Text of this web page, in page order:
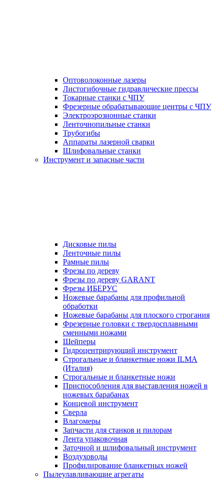
Оптоволоконные лазеры
Листогибочные гидравлические прессы
Токарные станки с ЧПУ
Фрезерные обрабатывающие центры с ЧПУ
Электроэрозионные станки
Ленточнопильные станки
Трубогибы
Аппараты лазерной сварки
Шлифовальные станки
Инструмент и запасные части
Дисковые пилы
Ленточные пилы
Рамные пилы
Фрезы по дереву
Фрезы по дереву GARANT
Фрезы ИБЕРУС
Ножевые барабаны для профильной
обработки
Ножевые барабаны для плоского строгания
Фрезерные головки с твердосплавными
сменными ножами
Шейперы
Гидроцентрирующий инструмент
Строгальные и бланкетные ножи ILMA
(Италия)
Cтрогальные и бланкетные ножи
Приспособления для выставления ножей в
ножевых барабанах
Концевой инструмент
Сверла
Влагомеры
Запчасти для станков и пилорам
Лента упаковочная
Заточной и шлифовальный инструмент
Воздуховоды
Профилирование бланкетных ножей
Пылеулавливающие агрегаты